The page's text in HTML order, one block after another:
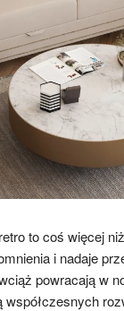
to coś więcej
i nadaje
powracają w
współczesnych